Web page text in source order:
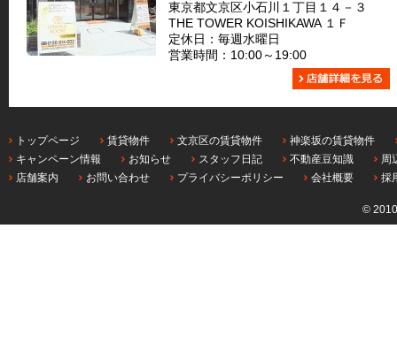
東京都文京区小石川１丁目１４－３
THE TOWER KOISHIKAWA １Ｆ
定休日：毎週水曜日
営業時間：10:00～19:00
トップページ 賃貸物件 文京区の賃貸物件
神楽坂の賃貸物件
キャンペーン情報
お知らせ スタッフ日記 不動産豆知識
周
店舗案内
お問い合わせ プライバシーポリシー 会社概要 採
©